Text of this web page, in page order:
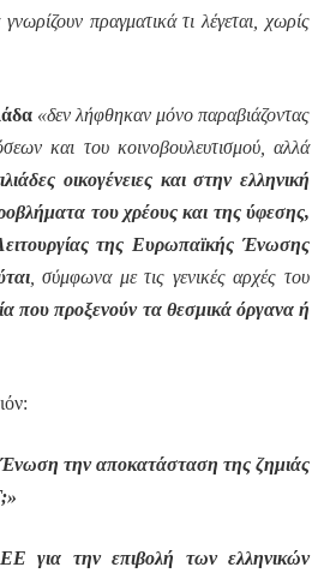
πραγματικά τι λέγεται, χωρίς
«δεν λήφθηκαν μόνο παραβιάζοντας
και του κοινοβουλευτισμού, αλλά
οικογένειες και στην ελληνική
του χρέους και της ύφεσης,
της Ευρωπαϊκής Ένωσης
, σύμφωνα με τις γενικές αρχές του
που προξενούν τα θεσμικά όργανα ή
Ένωση την αποκατάσταση της ζημιάς
για την επιβολή των ελληνικών